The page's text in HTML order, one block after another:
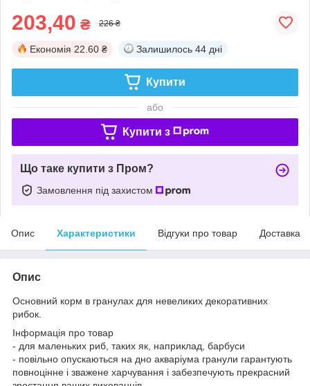
203,40 ₴ 226 ₴
Економія 22.60 ₴ Залишилось 44 дні
Купити
або
Купити з
Що таке купити з Пром?
Замовлення під захистом
Опис Характеристики Відгуки про товар Доставка
Опис
Основний корм в гранулах для невеликих декоративних
рибок.
Інформація про товар
- для маленьких риб, таких як, наприклад, барбуси
- повільно опускаються на дно акваріума гранули гарантують
повноцінне і зважене харчування і забезпечують прекрасний